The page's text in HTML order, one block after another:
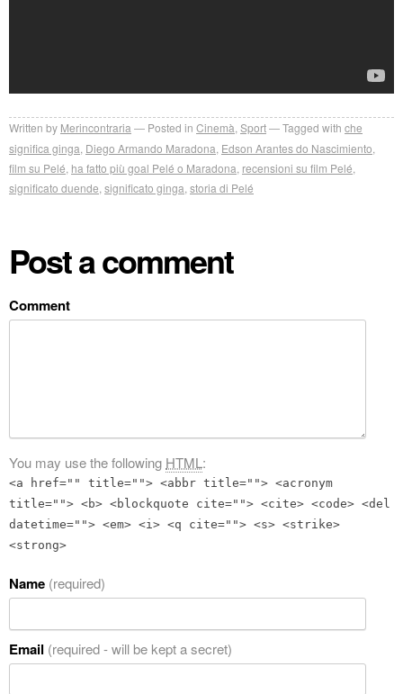
Written by Merincontraria Posted in Cinemà Sport Tagged with che
significa ginga Diego Armando Maradona Edson Arantes do Nascimiento
film su Pelé ha fatto più goal Pelé o Maradona recensioni su film Pelé
significato duende significato ginga storia di Pelé
Post a comment
Comment
You may use the following HTML:
<a href="" title=""> <abbr title=""> <acronym
title=""> <b> <blockquote cite=""> <cite> <code> <del
datetime=""> <em> <i> <q cite=""> <s> <strike>
<strong>
Name (required)
Email (required - will be kept a secret)